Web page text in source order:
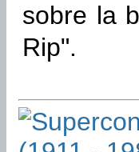
sobre la
Rip".